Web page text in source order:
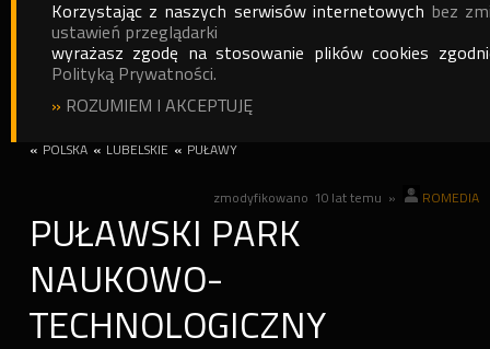
Korzystając z naszych serwisów internetowych bez
ustawień przeglądarki
wyrażasz zgodę na stosowanie plików cookies
Polityką Prywatności.
» ROZUMIEM I AKCEPTUJĘ
« POLSKA « LUBELSKIE « PUŁAWY
zmodyfikowano 10 lat temu » ROMEDIA
PUŁAWSKI PARK
NAUKOWO-
TECHNOLOGICZNY